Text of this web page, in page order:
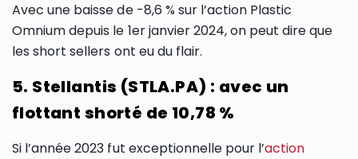
Avec une baisse de -8,6 % sur l’action Plastic
Omnium depuis le 1er janvier 2024, on peut dire que
les short sellers ont eu du flair.
5. Stellantis (STLA.PA) : avec un
flottant shorté de 10,78 %
Si l’année 2023 fut exceptionnelle pour l’action